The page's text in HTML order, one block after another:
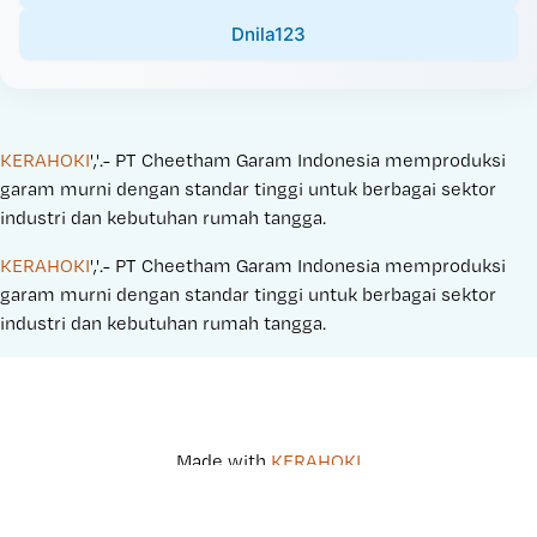
Dnila123
KERAHOKI','.- PT Cheetham Garam Indonesia memproduksi
garam murni dengan standar tinggi untuk berbagai sektor
industri dan kebutuhan rumah tangga.
KERAHOKI','.- PT Cheetham Garam Indonesia memproduksi
garam murni dengan standar tinggi untuk berbagai sektor
industri dan kebutuhan rumah tangga.
Made with KERAHOKI